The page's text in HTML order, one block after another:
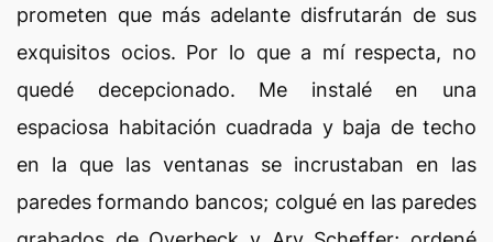
prometen que más adelante disfrutarán de sus
exquisitos ocios. Por lo que a mí respecta, no
quedé decepcionado. Me instalé en una
espaciosa habitación cuadrada y baja de techo
en la que las ventanas se incrustaban en las
paredes formando bancos; colgué en las paredes